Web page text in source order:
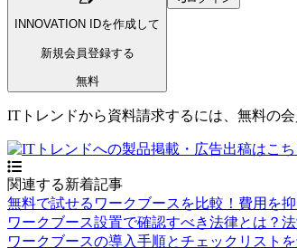
INNOVATION IDを作成して
新規会員登録する
無料
ITトレンドから資料請求するには、無料の
関連する新着記事
無料で試せるワークブースを比較！費用を
ワークブース設置で確認すべき法律とは？
ワークブースの導入手順とチェックリスト